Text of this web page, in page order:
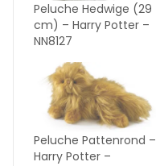
Peluche Hedwige (29
cm) – Harry Potter –
NN8127
Peluche Pattenrond –
Harry Potter –